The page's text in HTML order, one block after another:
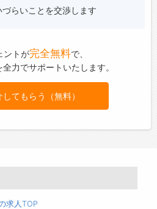
らいことを交渉します
ントが完全無料で、
力でサポートいたします。
てもらう（無料）
求人TOP